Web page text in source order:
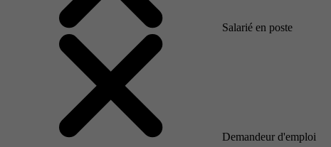
Salarié en poste
Demandeur d'emploi